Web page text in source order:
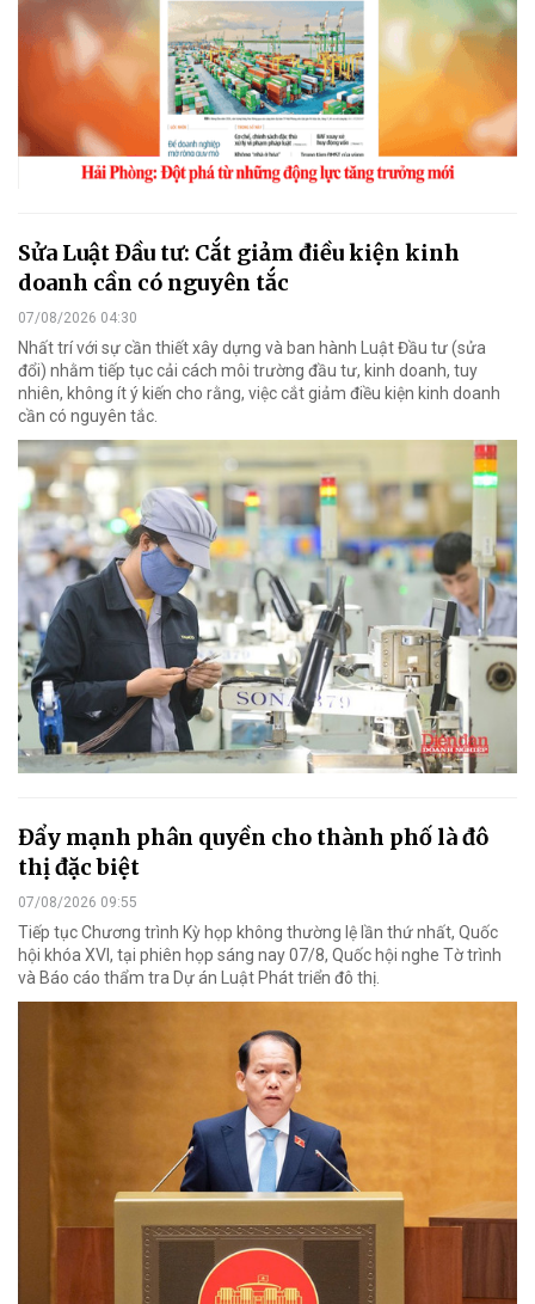
Sửa Luật Đầu tư: Cắt giảm điều kiện kinh
doanh cần có nguyên tắc
07/08/2026 04:30
Nhất trí với sự cần thiết xây dựng và ban hành Luật Đầu tư (sửa
đổi) nhằm tiếp tục cải cách môi trường đầu tư, kinh doanh, tuy
nhiên, không ít ý kiến cho rằng, việc cắt giảm điều kiện kinh doanh
cần có nguyên tắc.
Đẩy mạnh phân quyền cho thành phố là đô
thị đặc biệt
07/08/2026 09:55
Tiếp tục Chương trình Kỳ họp không thường lệ lần thứ nhất, Quốc
hội khóa XVI, tại phiên họp sáng nay 07/8, Quốc hội nghe Tờ trình
và Báo cáo thẩm tra Dự án Luật Phát triển đô thị.